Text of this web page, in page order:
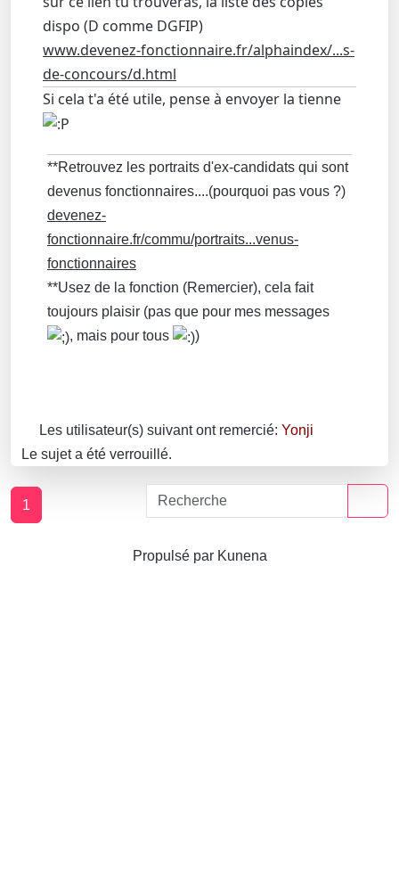
dispo (D comme DGFIP)
www.devenez-fonctionnaire.fr/alphaindex/...s-
de-concours/d.html
Si cela t'a été utile, pense à envoyer la tienne
**Retrouvez les portraits d'ex-candidats qui sont
devenus fonctionnaires....(pourquoi pas vous ?)
devenez-
fonctionnaire.fr/commu/portraits...venus-
fonctionnaires
**Usez de la fonction (Remercier), cela fait
toujours plaisir (pas que pour mes messages
, mais pour tous
)
Les utilisateur(s) suivant ont remercié: Yonji
Le sujet a été verrouillé.
1
Propulsé par Kunena